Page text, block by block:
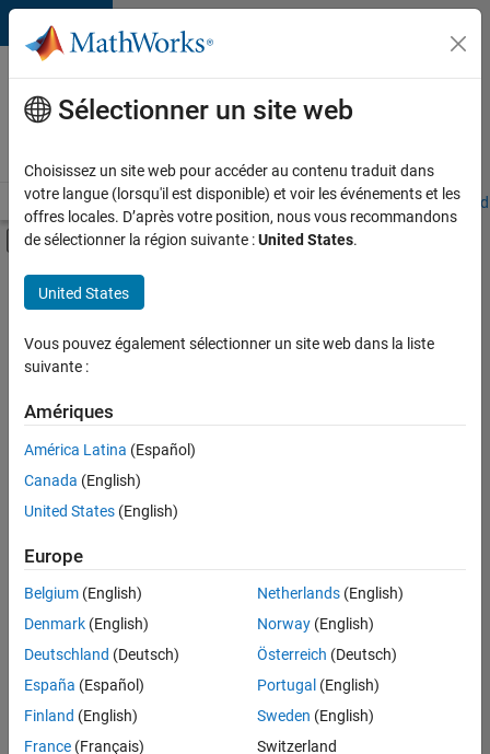
Passer au contenu
Votre
carrière
chez
Accueil Explorer nos opportunités Adresses de nos bureaux
Activer/désactiver l'affichage du menu
Contenu principal
FILTRER PAR
Applications et outils commerciaux
Infrastructure et architecture
Gestion des programmes
Enregistrer
sélectionnées
Les
descriptions
poste
n’ont
pas
Sélectionner un site web
Choisissez un site web pour accéder au contenu traduit dans
votre langue (lorsqu'il est disponible) et voir les événements et les
offres locales. D’après votre position, nous vous recommandons
de sélectionner la région suivante :United States.
United States
Vous pouvez également sélectionner un site web dans la liste
suivante :
Amériques
América Latina (Español)
Canada (English)
United States (English)
Europe
Belgium (English)
Denmark (English)
Deutschland (Deutsch)
España (Español)
Finland (English)
France (Français)
Netherlands(English)
Norway(English)
Österreich (Deutsch)
Portugal (English)
Sweden (English)
Switzerland